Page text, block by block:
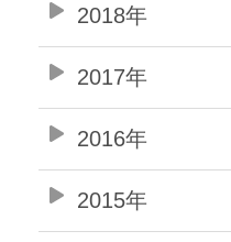
2018年
2017年
2016年
2015年